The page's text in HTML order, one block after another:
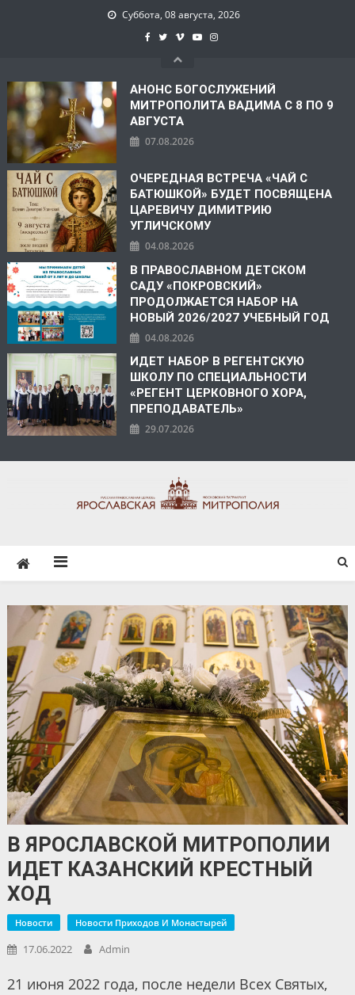
Суббота, 08 августа, 2026
АНОНС БОГОСЛУЖЕНИЙ
МИТРОПОЛИТА ВАДИМА С 8 ПО 9
АВГУСТА
07.08.2026
ОЧЕРЕДНАЯ ВСТРЕЧА «ЧАЙ С
БАТЮШКОЙ» БУДЕТ ПОСВЯЩЕНА
ЦАРЕВИЧУ ДИМИТРИЮ
УГЛИЧСКОМУ
04.08.2026
В ПРАВОСЛАВНОМ ДЕТСКОМ
САДУ «ПОКРОВСКИЙ»
ПРОДОЛЖАЕТСЯ НАБОР НА
НОВЫЙ 2026/2027 УЧЕБНЫЙ ГОД
04.08.2026
ИДЕТ НАБОР В РЕГЕНТСКУЮ
ШКОЛУ ПО СПЕЦИАЛЬНОСТИ
«РЕГЕНТ ЦЕРКОВНОГО ХОРА,
ПРЕПОДАВАТЕЛЬ»
29.07.2026
В ЯРОСЛАВСКОЙ МИТРОПОЛИИ
ИДЕТ КАЗАНСКИЙ КРЕСТНЫЙ
ХОД
Новости Новости Приходов И Монастырей
17.06.2022 Admin
21 июня 2022 года, после недели Всех Святых,